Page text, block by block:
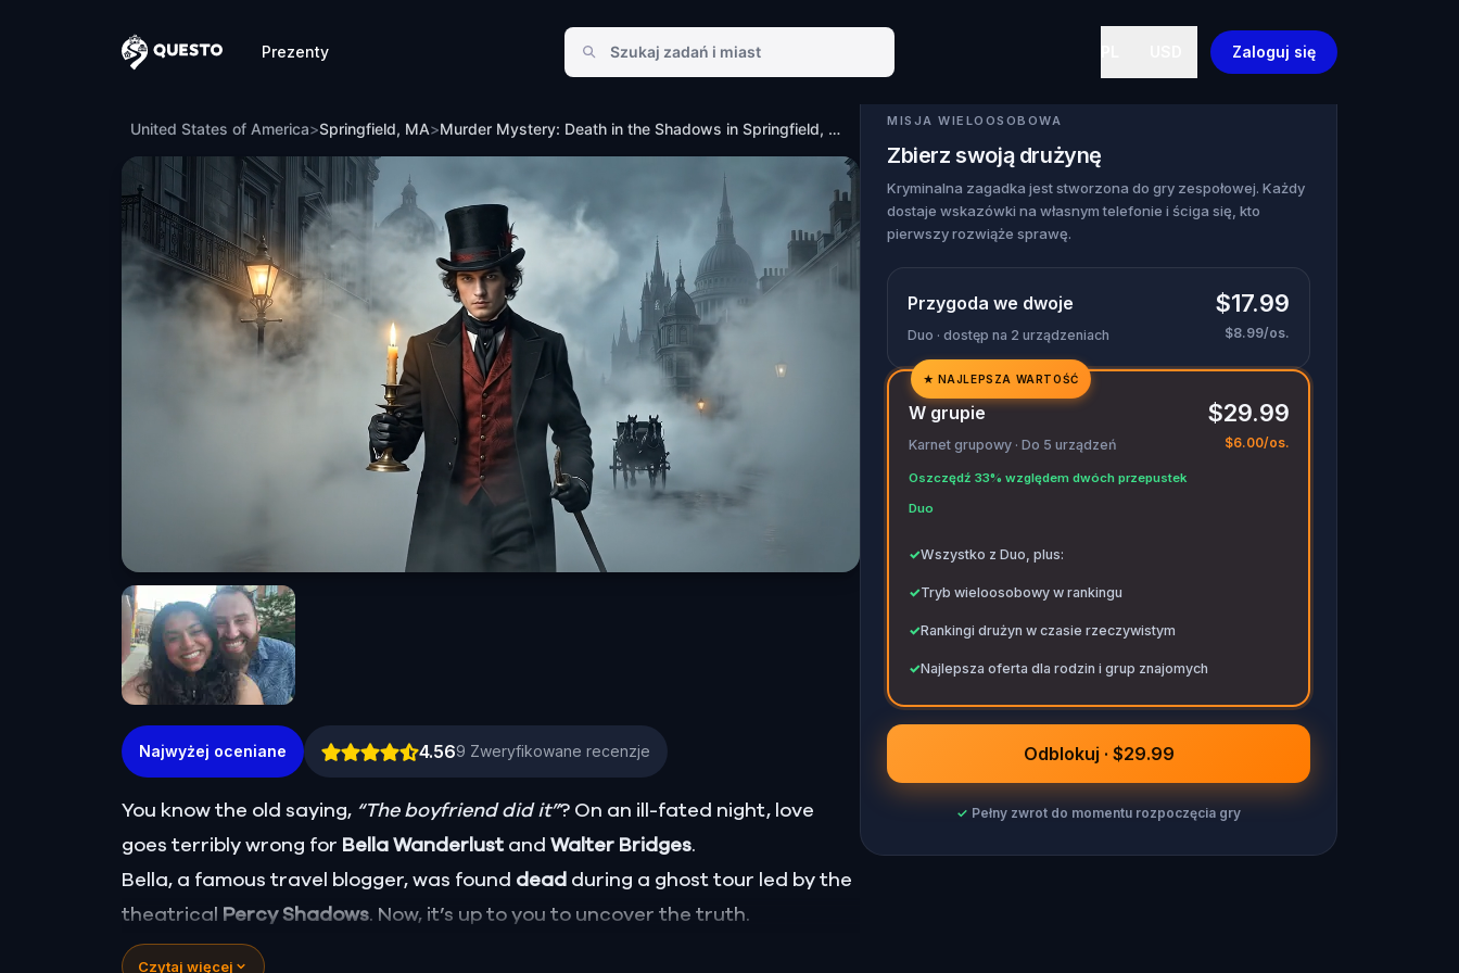
Questo
Prezenty Zaloguj się
Murder Mystery: Death in the Shadows in Springfield, MA
United States of America>Springfield, MA> Murder Mystery: Death in the Shadows in Springfield, MA
Najwyżej oceniane 4.569 Zweryfikowane recenzje
You know the old saying, “The boyfriend did it”? On an ill-fated night, love
goes terribly wrong for Bella Wanderlust and Walter Bridges.
Bella, a famous travel blogger, was found dead during a ghost tour led by the
theatrical Percy Shadows. Now, it’s up to you to uncover the truth.
Was it Walter, the obsessed boyfriend? Percy, the ghost tour guide with a flair
Czytaj więcej
MISJA WIELOOSOBOWA
Zbierz swoją drużynę
Kryminalna zagadka jest stworzona do gry zespołowej. Każdy
dostaje wskazówki na własnym telefonie i ściga się, kto
pierwszy rozwiąże sprawę.
Przygoda we dwoje
Duo · dostęp na 2 urządzeniach
$17.99
$8.99/os.
✓
✓
★ NAJLEPSZA WARTOŚĆ
W grupie
Karnet grupowy · Do 5 urządzeń
Oszczędź 33% względem dwóch przepustek
Duo
$29.99
$6.00/os.
✓Wszystko z Duo, plus:
✓Tryb wieloosobowy w rankingu
✓Rankingi drużyn w czasie rzeczywistym
✓Najlepsza oferta dla rodzin i grup znajomych
Odblokuj · $29.99
✓ Pełny zwrot do momentu rozpoczęcia gry